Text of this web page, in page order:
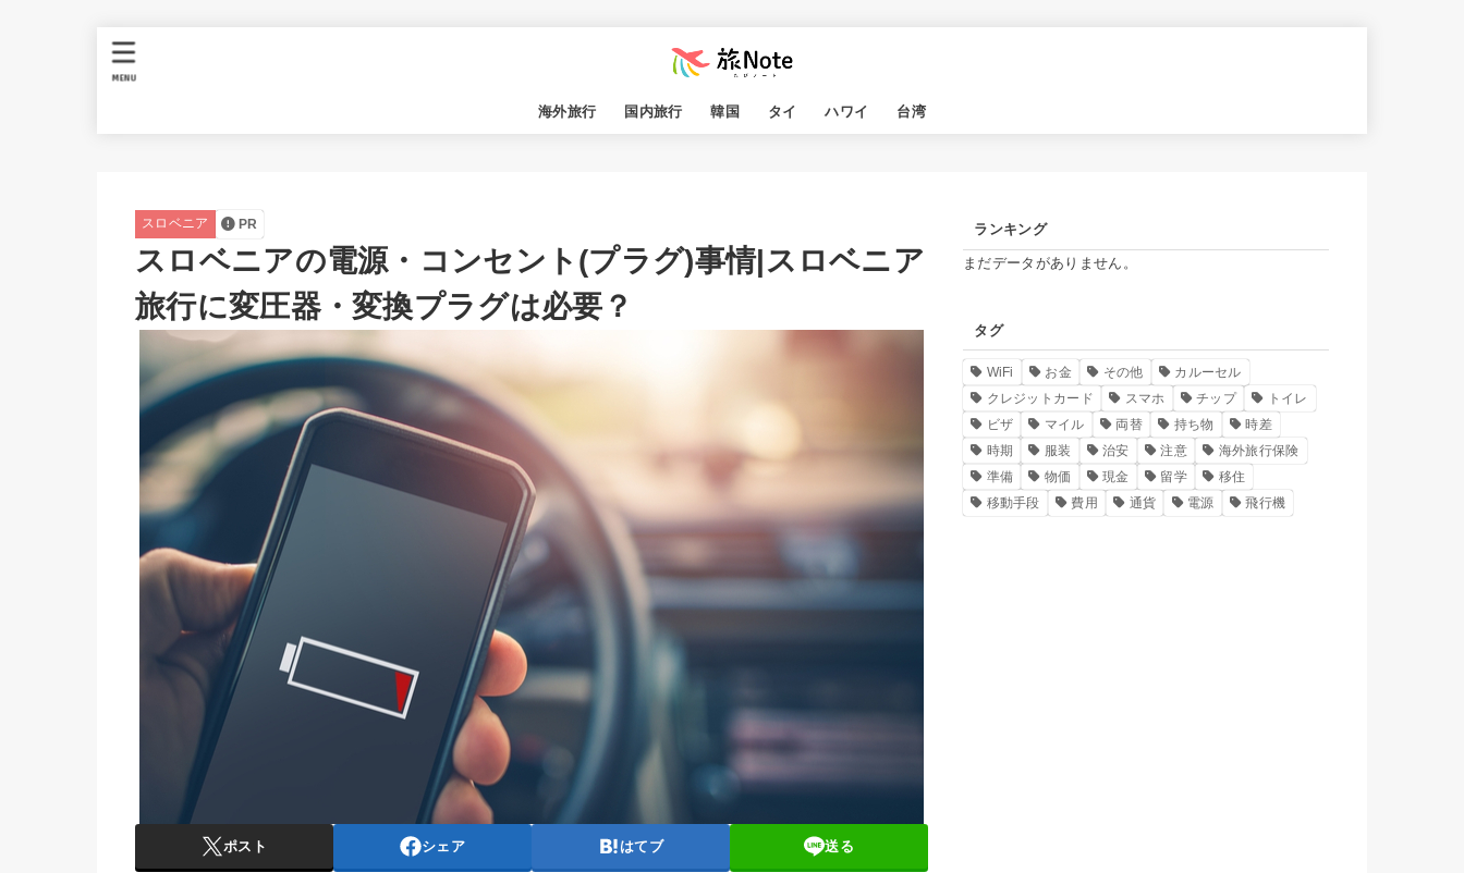
海外旅行 国内旅行 韓国 タイ ハワイ 台湾
MENU
スロベニア PR
スロベニアの電源・コンセント(プラグ)事情|スロベニア
旅行に変圧器・変換プラグは必要？
ポスト シェア はてブ 送る
ランキング
まだデータがありません。
タグ
WiFi お金 その他
カルーセル
クレジットカード
スマホ チップ
トイレ
ビザ
マイル 両替 持ち物
時差
時期
服装 治安 注意
海外旅行保険
準備
物価 現金 留学
移住
移動手段
費用 通貨 電源 飛行機